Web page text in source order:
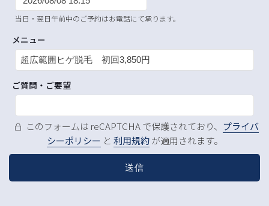
当日・翌日午前中のご予約はお電話にて承ります。
メニュー
ご質問・ご要望
このフォームは reCAPTCHA で保護されており、 プライバ
シーポリシー と 利用規約が適用されます。